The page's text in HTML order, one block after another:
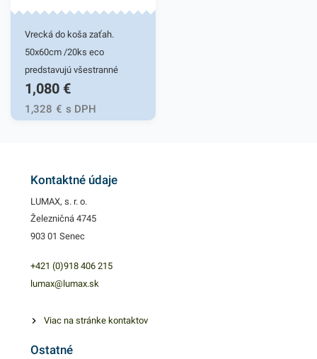
Vrecká do koša zaťah.
50x60cm /20ks eco
predstavujú všestranné
využitie. Hrúbka vriec je 12
mikrónov. Vrecia sú vysoko
flexibilné a odolné. Vďaka
obrysom odpadkov a to bez
zaťahovacie vrecia do košov
komfort a uľahčujú
nepríjemnosť manipulácie s
aj na uskladnenie sezónneho
sťahovania. Vrecia sú tiež
1,080 €
1,328 € s DPH
Kontaktné údaje
LUMAX, s. r. o.
Železničná 4745
903 01 Senec
+421 (0)918 406 215
lumax@lumax.sk
Viac na stránke kontaktov
Ostatné